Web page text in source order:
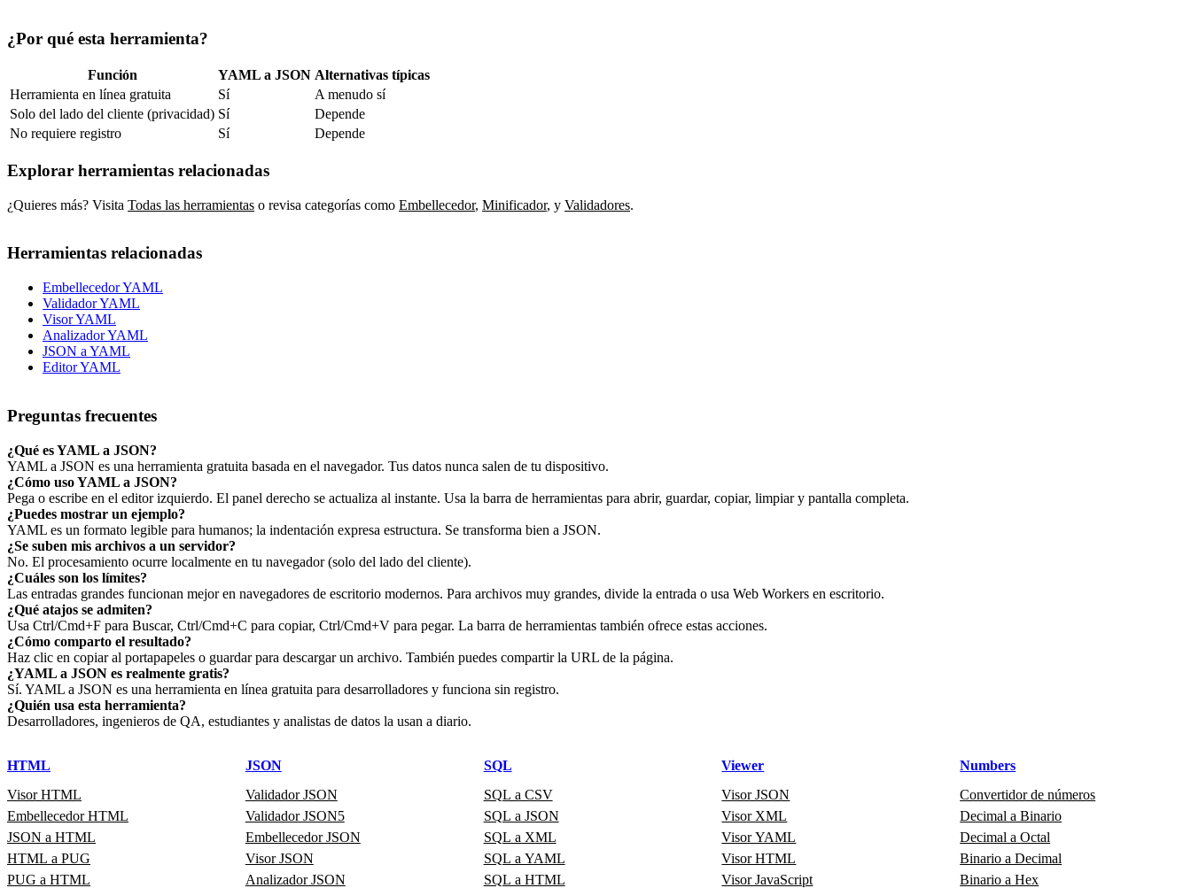
¿Por qué esta herramienta?
Función YAML a JSON Alternativas típicas
Herramienta en línea gratuita
Sí
A menudo sí
Solo del lado del cliente (privacidad) Sí
Depende
No requiere registro
Sí Depende
Explorar herramientas relacionadas
¿Quieres más? Visita Todas las herramientas o revisa categorías como Embellecedor, Minificador, y Validadores.
Herramientas relacionadas
Embellecedor YAML
Validador YAML
Visor YAML
Analizador YAML
JSON a YAML
Editor YAML
Preguntas frecuentes
¿Qué es YAML a JSON?
YAML a JSON es una herramienta gratuita basada en el navegador. Tus datos nunca salen de tu dispositivo.
¿Cómo uso YAML a JSON?
Pega o escribe en el editor izquierdo. El panel derecho se actualiza al instante. Usa la barra de herramientas para abrir, guardar, copiar, limpiar y pantalla completa.
¿Puedes mostrar un ejemplo?
YAML es un formato legible para humanos; la indentación expresa estructura. Se transforma bien a JSON.
¿Se suben mis archivos a un servidor?
No. El procesamiento ocurre localmente en tu navegador (solo del lado del cliente).
¿Cuáles son los límites?
Las entradas grandes funcionan mejor en navegadores de escritorio modernos. Para archivos muy grandes, divide la entrada o usa Web Workers en escritorio.
¿Qué atajos se admiten?
Usa Ctrl/Cmd+F para Buscar, Ctrl/Cmd+C para copiar, Ctrl/Cmd+V para pegar. La barra de herramientas también ofrece estas acciones.
¿Cómo comparto el resultado?
Haz clic en copiar al portapapeles o guardar para descargar un archivo. También puedes compartir la URL de la página.
¿YAML a JSON es realmente gratis?
Sí. YAML a JSON es una herramienta en línea gratuita para desarrolladores y funciona sin registro.
¿Quién usa esta herramienta?
Desarrolladores, ingenieros de QA, estudiantes y analistas de datos la usan a diario.
HTML
Visor HTML
Embellecedor HTML
JSON a HTML
HTML a PUG
PUG a HTML
JSON
Validador JSON
Validador JSON5
Embellecedor JSON
Visor JSON
Analizador JSON
SQL
SQL a CSV
SQL a JSON
SQL a XML
SQL a YAML
SQL a HTML
Viewer
Visor JSON
Visor XML
Visor YAML
Visor HTML
Visor JavaScript
Numbers
Convertidor de números
Decimal a Binario
Decimal a Octal
Binario a Decimal
Binario a Hex